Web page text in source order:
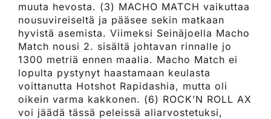
muuta hevosta. (3) MACHO MATCH vaikuttaa
nousuvireiseltä ja pääsee sekin matkaan
hyvistä asemista. Viimeksi Seinäjoella Macho
Match nousi 2. sisältä johtavan rinnalle jo
1300 metriä ennen maalia. Macho Match ei
lopulta pystynyt haastamaan keulasta
voittanutta Hotshot Rapidashia, mutta oli
oikein varma kakkonen. (6) ROCK’N ROLL AX
voi jäädä tässä peleissä aliarvostetuksi,